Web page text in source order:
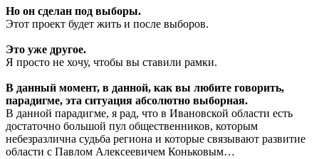
Но он сделан под выборы.
Этот проект будет жить и после выборов.
Это уже другое.
Я просто не хочу, чтобы вы ставили рамки.
В данный момент, в данной, как вы любите говорить,
парадигме, эта ситуация абсолютно выборная.
В данной парадигме, я рад, что в Ивановской области есть
достаточно большой пул общественников, которым
небезразлична судьба региона и которые связывают развитие
области с Павлом Алексеевичем Коньковым…